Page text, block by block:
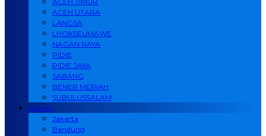
ACEH UTARA
LANGSA
LHOKSEUMAWE
NAGAN RAYA
PIDIE
PIDIE JAYA
SABANG
BENER MERIAH
SUBULUSSALAM
Daerah
Jakarta
Bandung